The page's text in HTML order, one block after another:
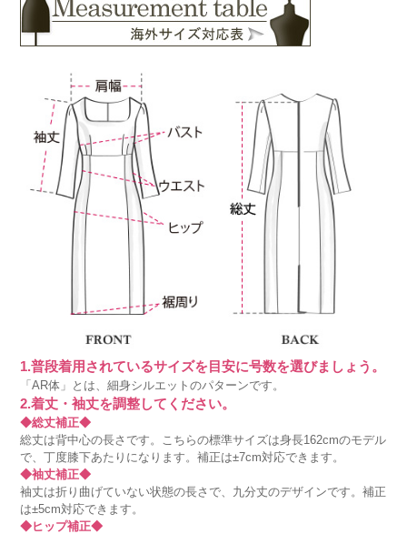
1.普段着用されているサイズを目安に号数を選びましょう。
「AR体」とは、細身シルエットのパターンです。
2.着丈・袖丈を調整してください。
◆総丈補正◆
総丈は背中心の長さです。こちらの標準サイズは身長162cmのモデル
で、丁度膝下あたりになります。補正は±7cm対応できます。
◆袖丈補正◆
袖丈は折り曲げていない状態の長さで、九分丈のデザインです。補正
は±5cm対応できます。
◆ヒップ補正◆